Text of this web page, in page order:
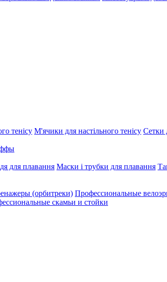
тенісу М'ячики для настільного тенісу Сетки
для плавання Маски і трубки для плавання
(орбитреки) Профессиональные
скамьи и стойки